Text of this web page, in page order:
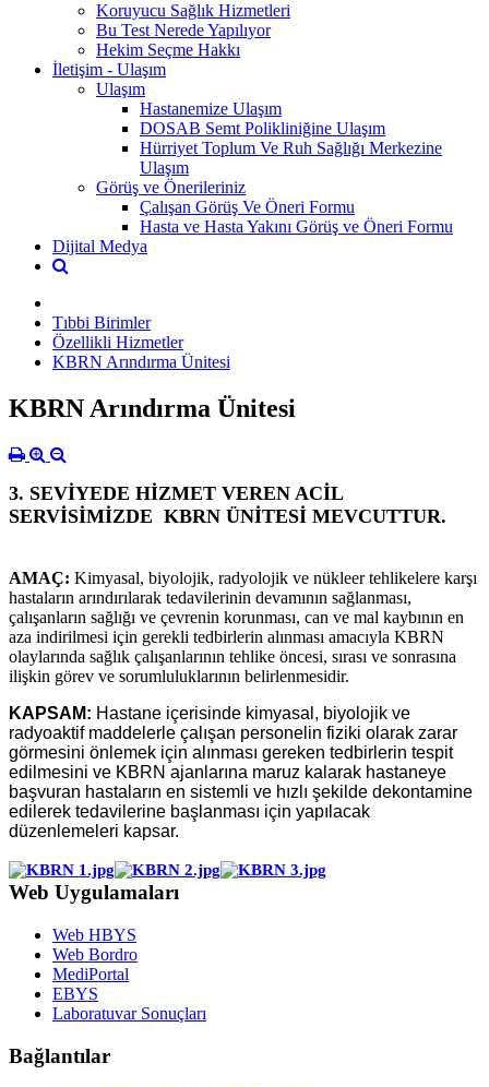
Koruyucu Sağlık Hizmetleri
Bu Test Nerede Yapılıyor
Hekim Seçme Hakkı
İletişim - Ulaşım
Ulaşım
Hastanemize Ulaşım
DOSAB Semt Polikliniğine Ulaşım
Hürriyet Toplum Ve Ruh Sağlığı Merkezine
Ulaşım
Görüş ve Önerileriniz
Çalışan Görüş Ve Öneri Formu
Hasta ve Hasta Yakını Görüş ve Öneri Formu
Dijital Medya
Tıbbi Birimler
Özellikli Hizmetler
KBRN Arındırma Ünitesi
KBRN Arındırma Ünitesi
3. SEVİYEDE HİZMET VEREN ACİL
SERVİSİMİZDE KBRN ÜNİTESİ MEVCUTTUR.
AMAÇ: Kimyasal, biyolojik, radyolojik ve nükleer tehlikelere karşı
hastaların arındırılarak tedavilerinin devamının sağlanması,
çalışanların sağlığı ve çevrenin korunması, can ve mal kaybının en
aza indirilmesi için gerekli tedbirlerin alınması amacıyla KBRN
olaylarında sağlık çalışanlarının tehlike öncesi, sırası ve sonrasına
ilişkin görev ve sorumluluklarının belirlenmesidir.
KAPSAM: Hastane içerisinde kimyasal, biyolojik ve
radyoaktif maddelerle çalışan personelin fiziki olarak zarar
görmesini önlemek için alınması gereken tedbirlerin tespit
edilmesini ve KBRN ajanlarına maruz kalarak hastaneye
başvuran hastaların en sistemli ve hızlı şekilde dekontamine
edilerek tedavilerine başlanması için yapılacak
düzenlemeleri kapsar.
Web Uygulamaları
Web HBYS
Web Bordro
MediPortal
EBYS
Laboratuvar Sonuçları
Bağlantılar